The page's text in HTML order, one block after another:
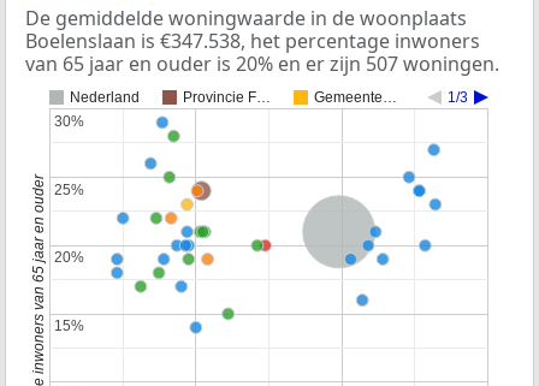
De gemiddelde woningwaarde in de woonplaats
Boelenslaan is €347.538, het percentage inwoners
van 65 jaar en ouder is 20% en er zijn 507 woningen.
Nederland Provincie F… Gemeente… 1/3
Nederland
15%
15%
20%
20%
25%
25%
30%
30%
Percentage inwoners van 65 jaar en ouder